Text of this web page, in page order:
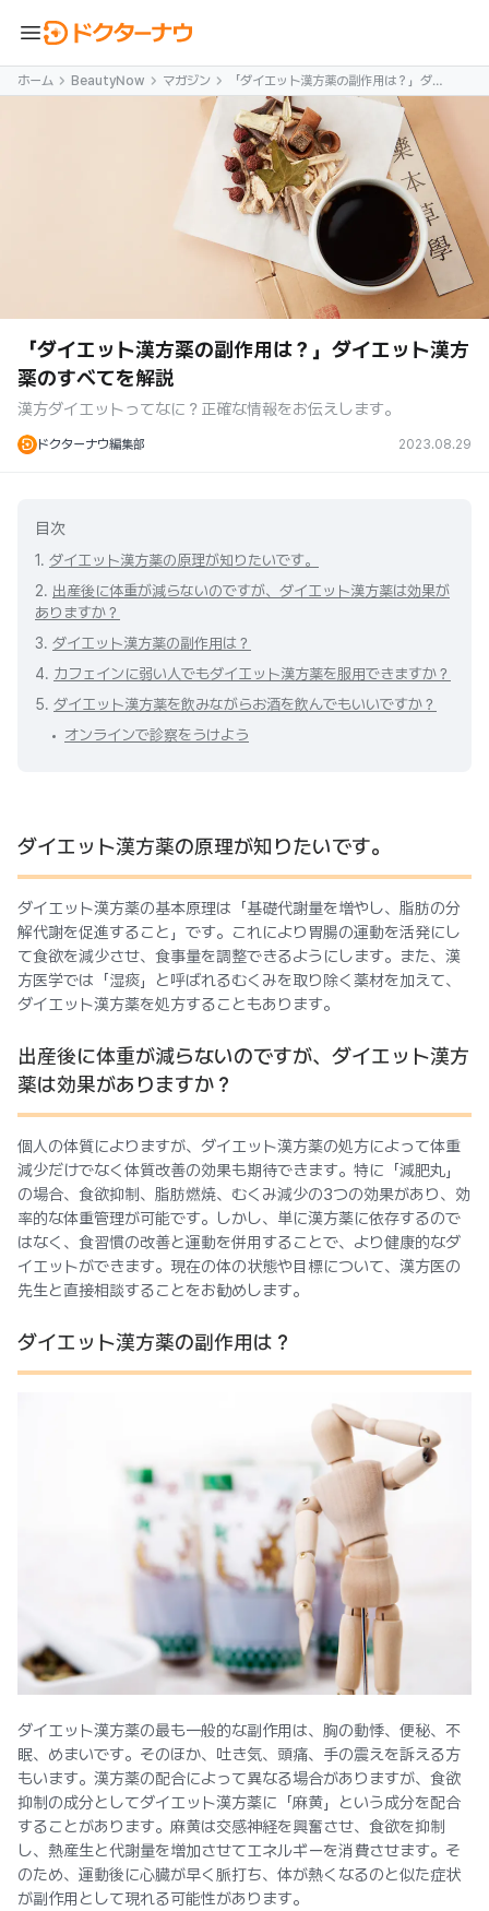
menu
ホーム BeautyNow マガジン
「ダイエット漢方薬の副作用は？」ダイ
エット漢方薬のすべてを解説
「ダイエット漢方薬の副作用は？」ダイエット漢方
薬のすべてを解説
漢方ダイエットってなに？正確な情報をお伝えします。
ドクターナウ編集部 2023.08.29
目次
1. ダイエット漢方薬の原理が知りたいです。
2. 出産後に体重が減らないのですが、ダイエット漢方薬は効果が
ありますか？
3. ダイエット漢方薬の副作用は？
4. カフェインに弱い人でもダイエット漢方薬を服用できますか？
5. ダイエット漢方薬を飲みながらお酒を飲んでもいいですか？
オンラインで診察をうけよう
ダイエット漢方薬の原理が知りたいです。
ダイエット漢方薬の基本原理は「基礎代謝量を増やし、脂肪の分
解代謝を促進すること」です。これにより胃腸の運動を活発にし
て食欲を減少させ、食事量を調整できるようにします。また、漢
方医学では「湿痰」と呼ばれるむくみを取り除く薬材を加えて、
ダイエット漢方薬を処方することもあります。
出産後に体重が減らないのですが、ダイエット漢方
薬は効果がありますか？
個人の体質によりますが、ダイエット漢方薬の処方によって体重
減少だけでなく体質改善の効果も期待できます。特に「減肥丸」
の場合、食欲抑制、脂肪燃焼、むくみ減少の3つの効果があり、効
率的な体重管理が可能です。しかし、単に漢方薬に依存するので
はなく、食習慣の改善と運動を併用することで、より健康的なダ
イエットができます。現在の体の状態や目標について、漢方医の
先生と直接相談することをお勧めします。
ダイエット漢方薬の副作用は？
ダイエット漢方薬の最も一般的な副作用は、胸の動悸、便秘、不
眠、めまいです。そのほか、吐き気、頭痛、手の震えを訴える方
もいます。漢方薬の配合によって異なる場合がありますが、食欲
抑制の成分としてダイエット漢方薬に「麻黄」という成分を配合
することがあります。麻黄は交感神経を興奮させ、食欲を抑制
し、熱産生と代謝量を増加させてエネルギーを消費させます。そ
のため、運動後に心臓が早く脈打ち、体が熱くなるのと似た症状
が副作用として現れる可能性があります。